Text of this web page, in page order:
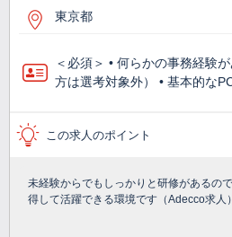
東京都
＜必須＞ • 何らかの事務経験
方は選考対象外） • 基本的な
この求人のポイント
未経験からでもしっかりと研修があるの
得して活躍できる環境です（Adecco求人）